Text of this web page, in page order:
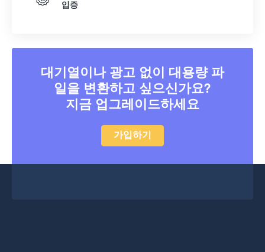
입증
대기열이나 광고 없이 대용량 파
일을 변환하고 싶으신가요?
지금 업그레이드하세요
가입하기